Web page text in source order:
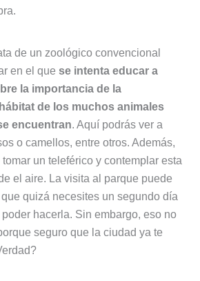
de un zoológico convencional
en el que se intenta educar a
la importancia de la
de los muchos animales
encuentran. Aquí podrás ver a
o camellos, entre otros. Además,
un teleférico y contemplar esta
el aire. La visita al parque puede
que quizá necesites un segundo día
hacerla. Sin embargo, eso no
seguro que la ciudad ya te